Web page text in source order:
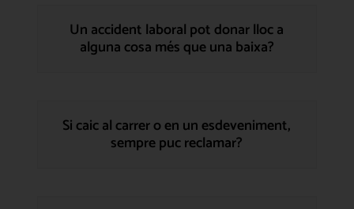
Un accident laboral pot donar lloc a
alguna cosa més que una baixa?
Si caic al carrer o en un esdeveniment,
sempre puc reclamar?